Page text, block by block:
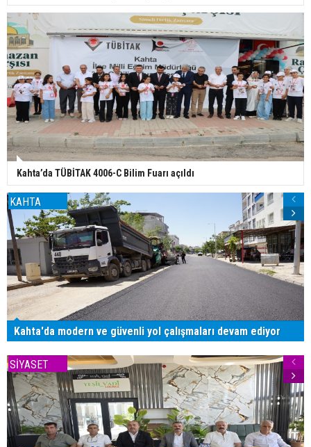
Kahta’da TÜBİTAK 4006-C Bilim Fuarı açıldı
KAHTA
Kahta'da modern ve güvenli yol çalışmaları devam ediyor
SİYASET